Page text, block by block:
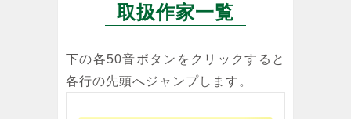
取扱作家一覧
下の各50音ボタンをクリックすると
各行の先頭へジャンプします。